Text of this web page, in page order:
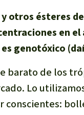
otros ésteres
en
es genotóxico
barato de los
Lo
conscientes: